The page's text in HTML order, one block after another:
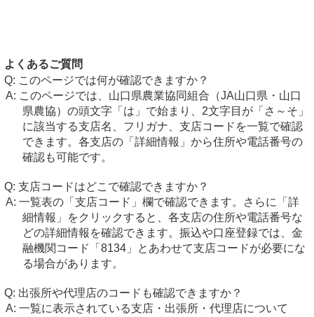
よくあるご質問
このページでは何が確認できますか？
このページでは、山口県農業協同組合（JA山口県・山口
県農協）の頭文字「は」で始まり、2文字目が「さ～そ」
に該当する支店名、フリガナ、支店コードを一覧で確認
できます。各支店の「詳細情報」から住所や電話番号の
確認も可能です。
支店コードはどこで確認できますか？
一覧表の「支店コード」欄で確認できます。さらに「詳
細情報」をクリックすると、各支店の住所や電話番号な
どの詳細情報を確認できます。振込や口座登録では、金
融機関コード「8134」とあわせて支店コードが必要にな
る場合があります。
出張所や代理店のコードも確認できますか？
一覧に表示されている支店・出張所・代理店について